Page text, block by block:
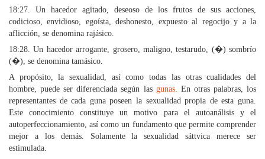
18:27. Un hacedor agitado, deseoso de los frutos de sus acciones,
codicioso, envidioso, egoísta, deshonesto, expuesto al regocijo y a la
aflicción, se denomina rajásico.
18:28. Un hacedor arrogante, grosero, maligno, testarudo, (�) sombrío
(�), se denomina tamásico.
A propósito, la sexualidad, así como todas las otras cualidades del
hombre, puede ser diferenciada según las gunas. En otras palabras, los
representantes de cada guna poseen la sexualidad propia de esta guna.
Este conocimiento constituye un motivo para el autoanálisis y el
autoperfeccionamiento, así como un fundamento que permite comprender
mejor a los demás. Solamente la sexualidad sáttvica merece ser
estimulada.